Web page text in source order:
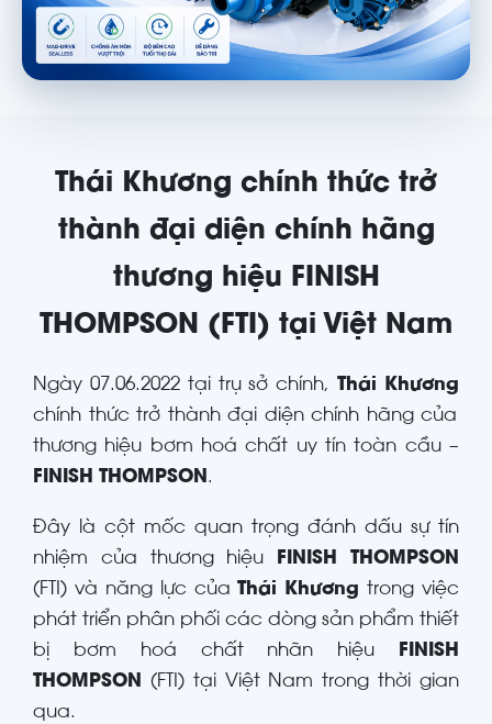
Thái Khương chính thức trở
thành đại diện chính hãng
thương hiệu FINISH
THOMPSON (FTI) tại Việt Nam
Ngày 07.06.2022 tại trụ sở chính,
Thái Khương
chính thức trở thành đại diện chính hãng của
thương hiệu bơm hoá chất uy tín toàn cầu –
FINISH THOMPSON.
Đây là cột mốc quan trọng đánh dấu sự tín
nhiệm của thương hiệu FINISH THOMPSON
(FTI) và năng lực của Thái Khương trong việc
phát triển phân phối các dòng sản phẩm thiết
bị bơm hoá chất nhãn hiệu FINISH
THOMPSON (FTI) tại Việt Nam trong thời gian
qua.